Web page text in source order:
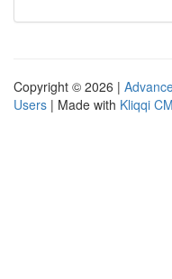
Copyright © 2026 |
Users | Made with Kliqqi